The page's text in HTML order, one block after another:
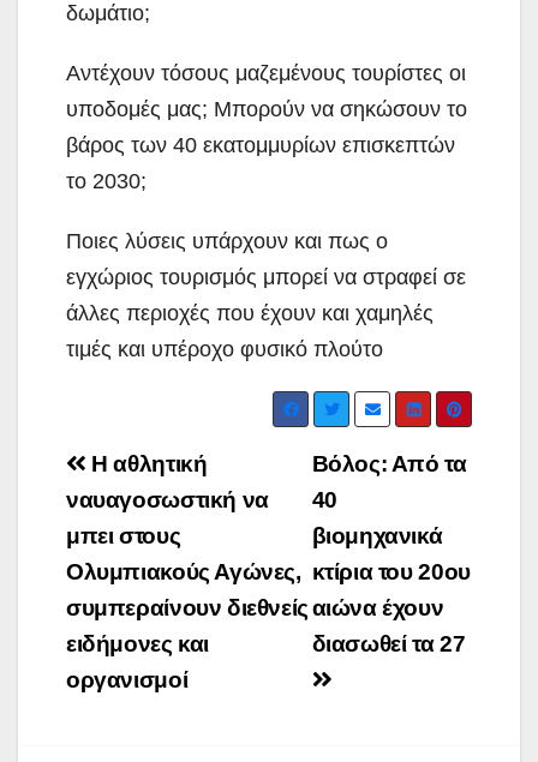
δωμάτιο;
Αντέχουν τόσους μαζεμένους τουρίστες οι
υποδομές μας; Μπορούν να σηκώσουν το
βάρος των 40 εκατομμυρίων επισκεπτών
το 2030;
Ποιες λύσεις υπάρχουν και πως ο
εγχώριος τουρισμός μπορεί να στραφεί σε
άλλες περιοχές που έχουν και χαμηλές
τιμές και υπέροχο φυσικό πλούτο
Post
navigation
Βόλος: Από τα
40
βιομηχανικά
κτίρια του 20ου
αιώνα έχουν
διασωθεί τα 27
Η αθλητική
ναυαγοσωστική να
μπει στους
Ολυμπιακούς Αγώνες,
συμπεραίνουν διεθνείς
ειδήμονες και
οργανισμοί